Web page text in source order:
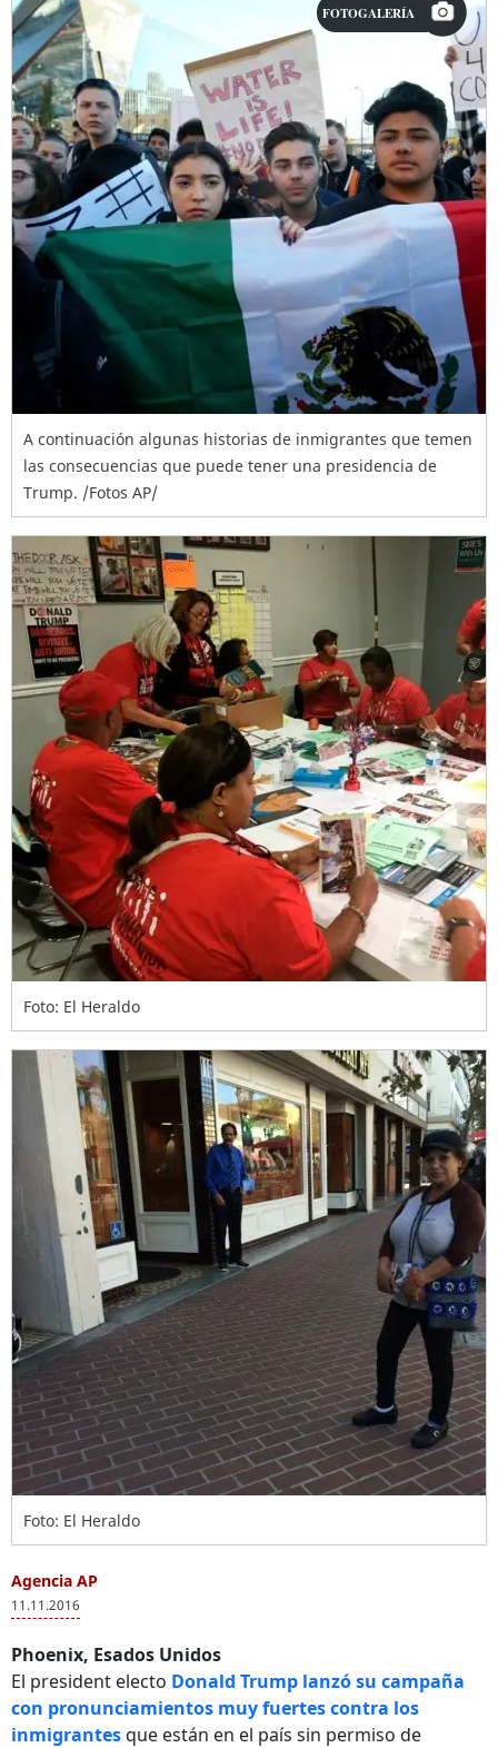
FOTOGALERÍA
A continuación algunas historias de inmigrantes que temen
las consecuencias que puede tener una presidencia de
Trump. /Fotos AP/
Foto: El Heraldo
Foto: El Heraldo
Agencia AP
11.11.2016
Phoenix, Esados Unidos
El president electo Donald Trump lanzó su campaña
con pronunciamientos muy fuertes contra los
inmigrantesque están en el país sin permiso de